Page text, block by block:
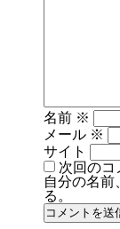
名前 ※
メール ※
サイト
次回のコ
自分の名前
る。